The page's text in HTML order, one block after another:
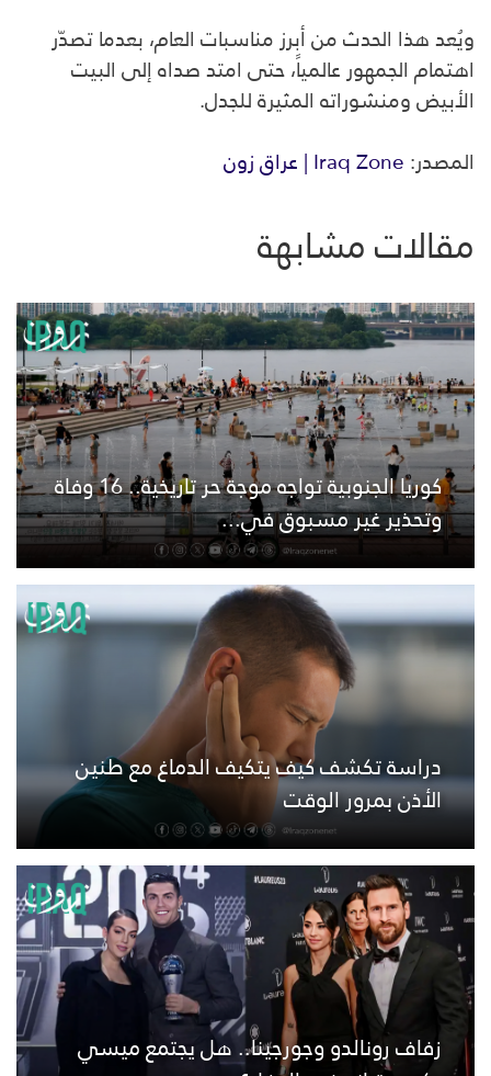
ويُعد هذا الحدث من أبرز مناسبات العام، بعدما تصدّر
اهتمام الجمهور عالمياً، حتى امتد صداه إلى البيت
الأبيض ومنشوراته المثيرة للجدل.
المصدر:Iraq Zone | عراق زون
مقالات مشابهة
كوريا الجنوبية تواجه موجة حر تاريخية.. 16 وفاة
وتحذير غير مسبوق في...
دراسة تكشف كيف يتكيف الدماغ مع طنين
الأذن بمرور الوقت
زفاف رونالدو وجورجينا.. هل يجتمع ميسي